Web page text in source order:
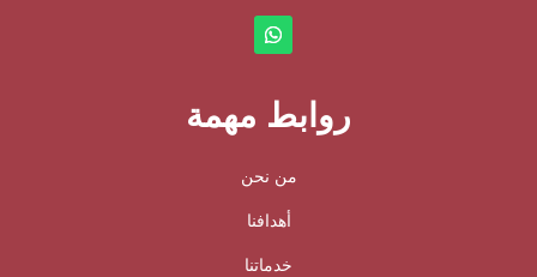
روابط مهمة
من نحن
أهدافنا
خدماتنا